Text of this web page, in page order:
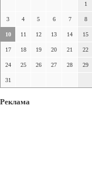
1
3 4 5 6 7 8
10 11 12 13 14 15
17 18 19 20 21 22
24 25 26 27 28 29
31
Реклама